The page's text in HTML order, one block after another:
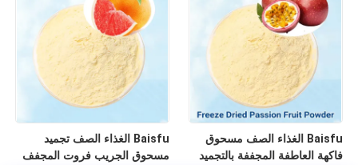
Baisfu الغذاء الصف تجميد
مسحوق الجريب فروت المجفف
Baisfu الغذاء الصف مسحوق
فاكهة العاطفة المجففة بالتجميد